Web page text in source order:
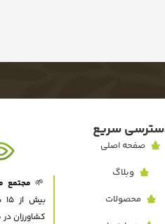
سریع
صفحه اصلی
وبلاگ
محصولات
🌱 مجتمع
کشاورزان